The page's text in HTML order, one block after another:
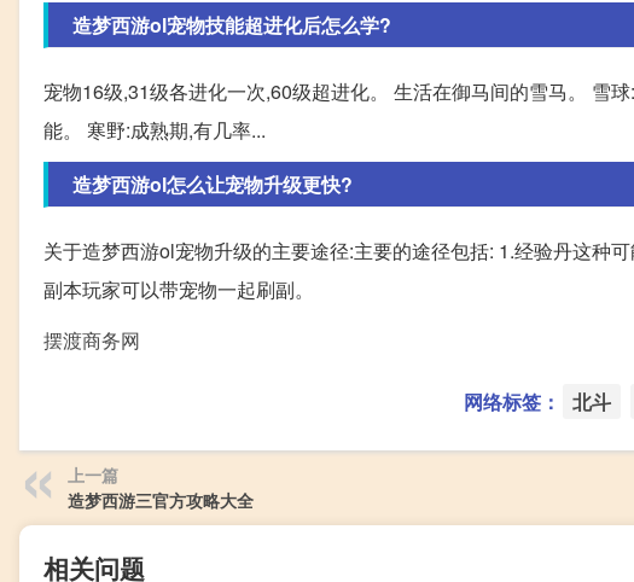
造梦西游ol宠物技能超进化后怎么学?
宠物16级,31级各进化一次,60级超进化。 生活在御马间的雪马。 雪
能。 寒野:成熟期,有几率...
造梦西游ol怎么让宠物升级更快?
关于造梦西游ol宠物升级的主要途径:主要的途径包括: 1.经验丹这种
副本玩家可以带宠物一起刷副。
摆渡商务网
网络标签： 北斗
上一篇
造梦西游三官方攻略大全
相关问题